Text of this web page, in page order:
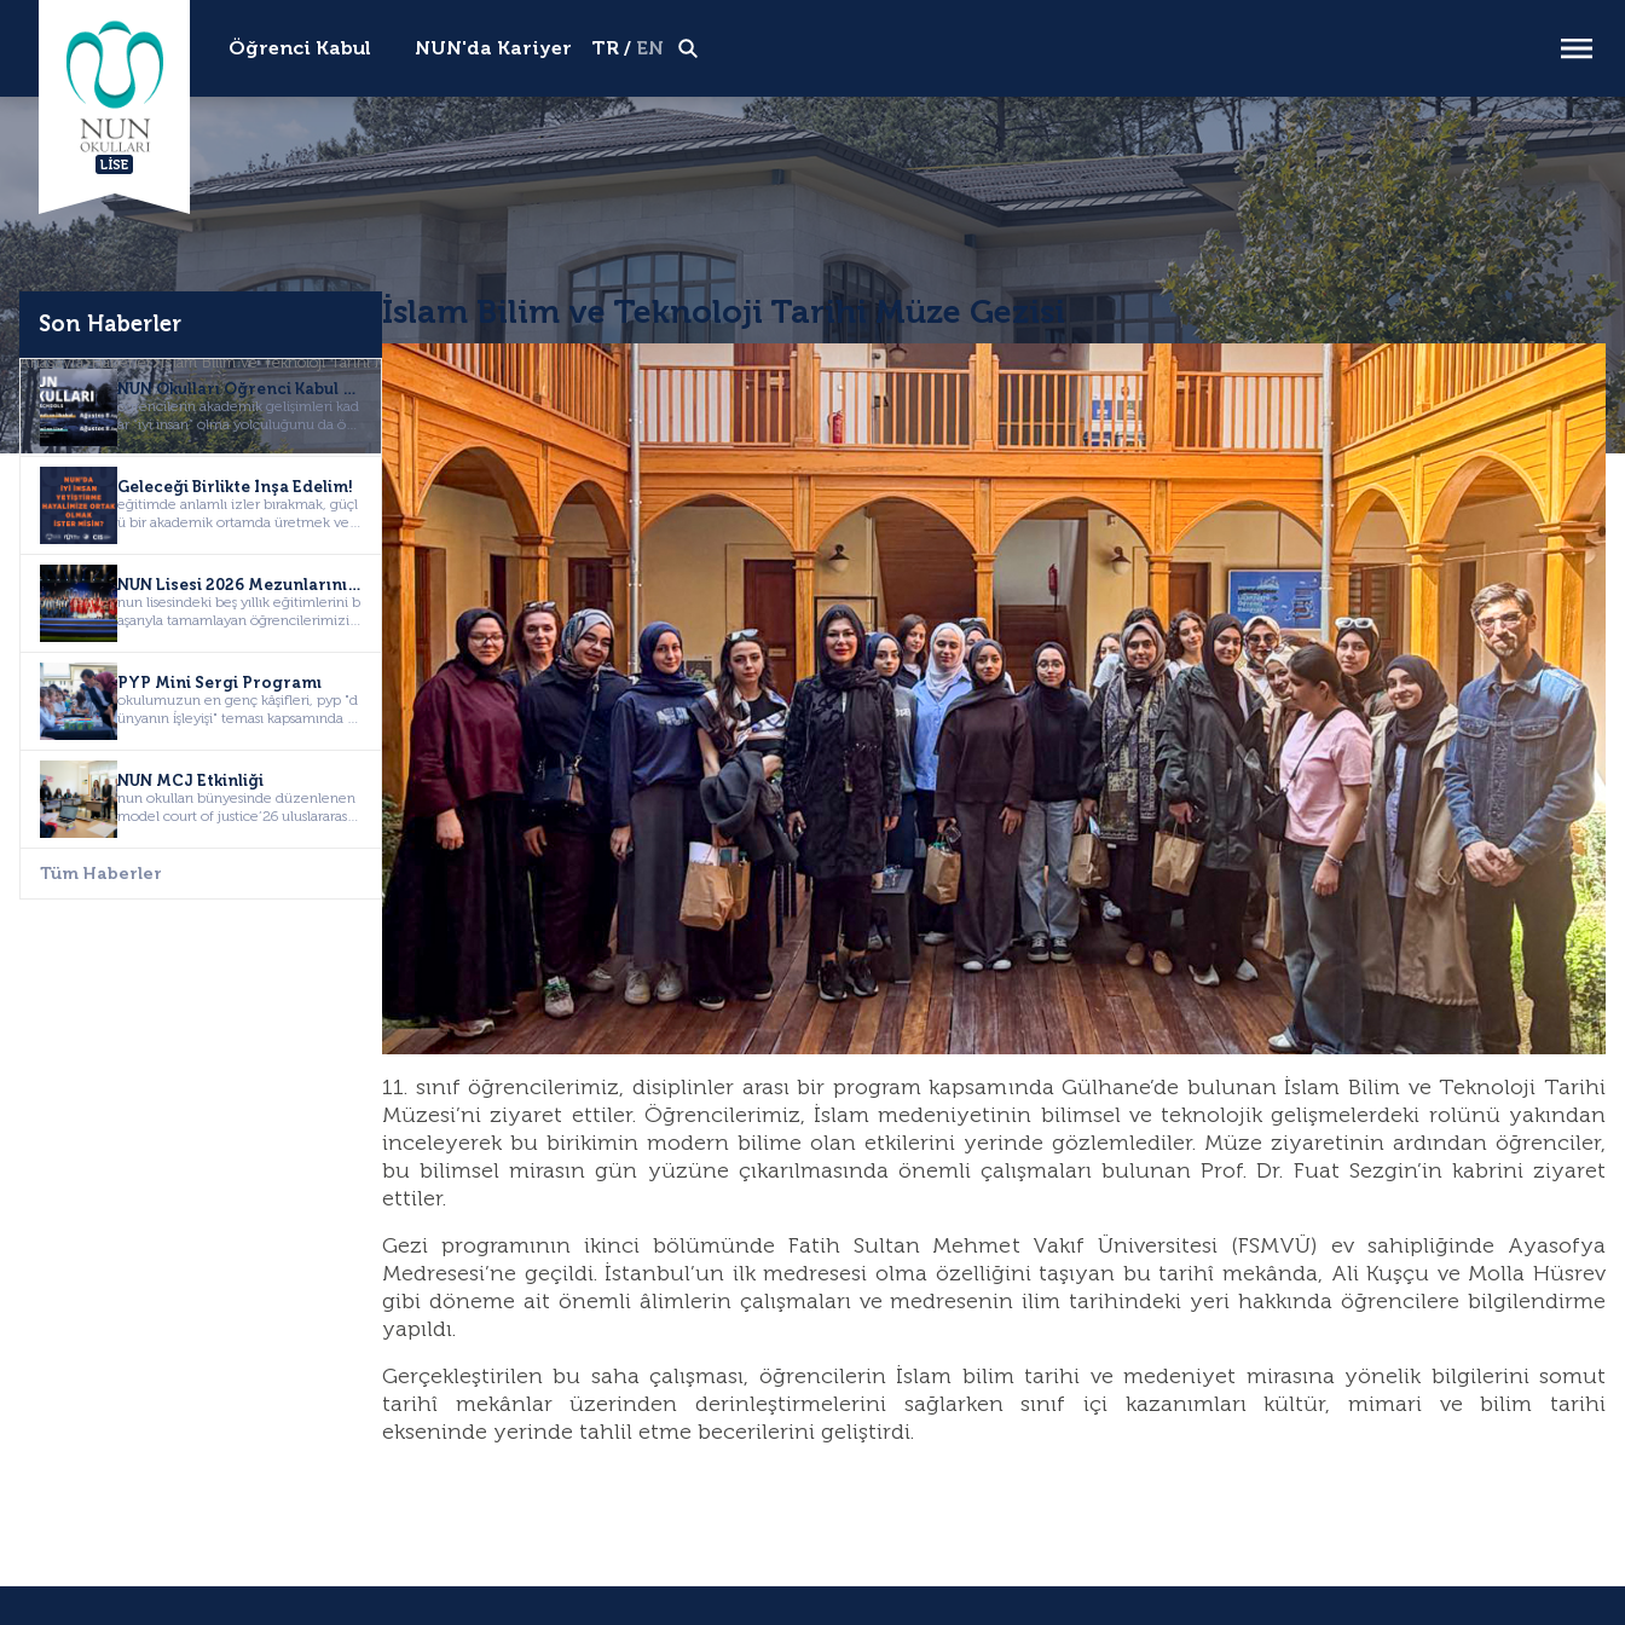
Okul Tanıtım Turu
LISE
Öğrenci Kabul NUN'da Kariyer TR / EN
Anasayfa Haberler İslam Bilim ve Teknoloji Tarihi Müze Gezisi
Son Haberler
NUN Okulları Öğrenci Kabul Süreci Başladı!
öğrencilerin akademik gelişimleri kad
ar “iyi insan” olma yolculuğunu da ön
emseyen nun okullarında...
Geleceği Birlikte İnşa Edelim!
eğitimde anlamlı izler bırakmak, güçl
ü bir akademik ortamda üretmek ve d
NUN Lisesi 2026 Mezunlarını Uğurladı!
nun lisesindeki beş yıllık eğitimlerini b
aşarıyla tamamlayan öğrencilerimizi,
PYP Mini Sergi Programı
okulumuzun en genç kâşifleri, pyp "d
ünyanın i̇şleyişi" teması kapsamında y
NUN MCJ Etkinliği
nun okulları bünyesinde düzenlenen
model court of justice’26 uluslararası a
Tüm Haberler
İslam Bilim ve Teknoloji Tarihi Müze Gezisi
11. sınıf öğrencilerimiz, disiplinler arası bir program kapsamında Gülhane’de bulunan İslam Bilim ve Teknoloji Tarihi
Müzesi’ni ziyaret ettiler. Öğrencilerimiz, İslam medeniyetinin bilimsel ve teknolojik gelişmelerdeki rolünü yakından
inceleyerek bu birikimin modern bilime olan etkilerini yerinde gözlemlediler. Müze ziyaretinin ardından öğrenciler,
bu bilimsel mirasın gün yüzüne çıkarılmasında önemli çalışmaları bulunan Prof. Dr. Fuat Sezgin’in kabrini ziyaret
ettiler.
Gezi programının ikinci bölümünde Fatih Sultan Mehmet Vakıf Üniversitesi (FSMVÜ) ev sahipliğinde Ayasofya
Medresesi’ne geçildi. İstanbul’un ilk medresesi olma özelliğini taşıyan bu tarihî mekânda, Ali Kuşçu ve Molla Hüsrev
gibi döneme ait önemli âlimlerin çalışmaları ve medresenin ilim tarihindeki yeri hakkında öğrencilere bilgilendirme
yapıldı.
Gerçekleştirilen bu saha çalışması, öğrencilerin İslam bilim tarihi ve medeniyet mirasına yönelik bilgilerini somut
tarihî mekânlar üzerinden derinleştirmelerini sağlarken sınıf içi kazanımları kültür, mimari ve bilim tarihi
ekseninde yerinde tahlil etme becerilerini geliştirdi.